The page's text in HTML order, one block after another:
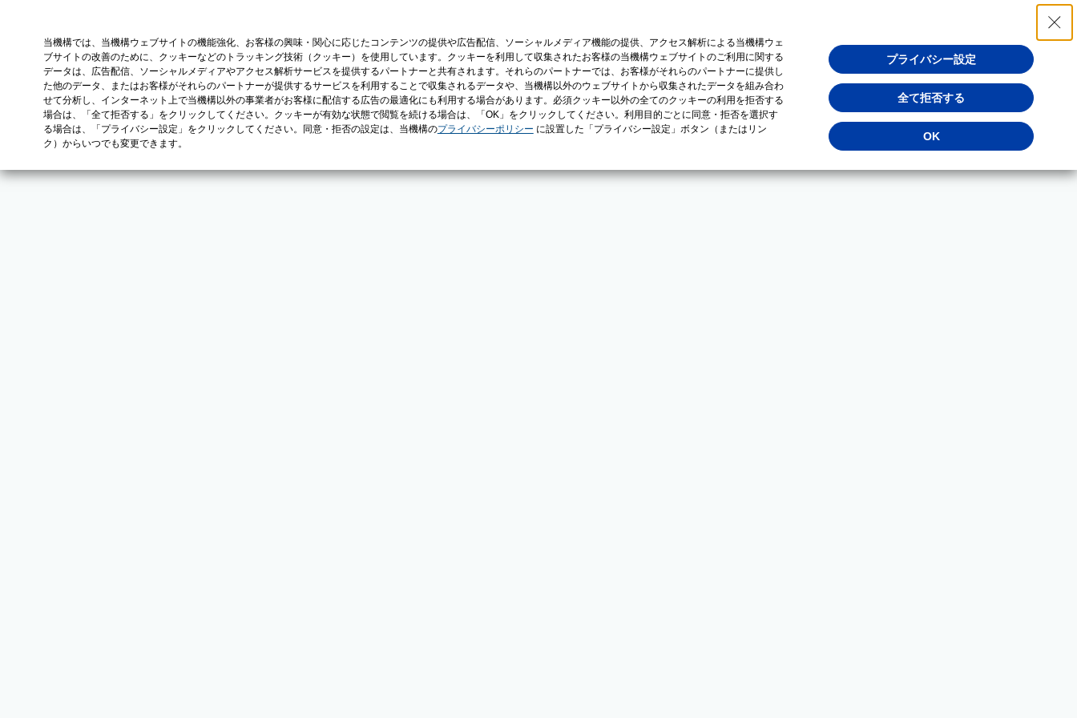
当機構では、当機構ウェブサイトの機能強化、お客様の興味・関心に応じたコンテンツの提供や広告配信、ソーシャルメディア機能の提供、アクセス解析による当機構ウェ
ブサイトの改善のために、クッキーなどのトラッキング技術（クッキー）を使用しています。クッキーを利用して収集されたお客様の当機構ウェブサイトのご利用に関する
データは、広告配信、ソーシャルメディアやアクセス解析サービスを提供するパートナーと共有されます。それらのパートナーでは、お客様がそれらのパートナーに提供し
た他のデータ、またはお客様がそれらのパートナーが提供するサービスを利用することで収集されるデータや、当機構以外のウェブサイトから収集されたデータを組み合わ
せて分析し、インターネット上で当機構以外の事業者がお客様に配信する広告の最適化にも利用する場合があります。必須クッキー以外の全てのクッキーの利用を拒否する
場合は、「全て拒否する」をクリックしてください。クッキーが有効な状態で閲覧を続ける場合は、「OK」をクリックしてください。利用目的ごとに同意・拒否を選択す
る場合は、「プライバシー設定」をクリックしてください。同意・拒否の設定は、当機構のプライバシーポリシー に設置した「プライバシー設定」ボタン（またはリン
ク）からいつでも変更できます。
プライバシー設定
全て拒否する
OK